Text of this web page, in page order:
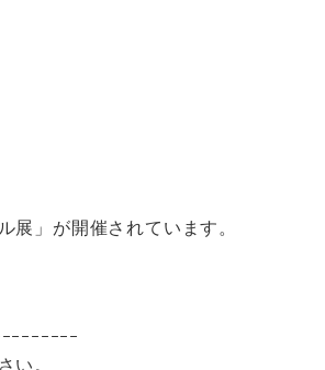
展」が開催されています。
ｰｰｰｰｰｰｰ
い。